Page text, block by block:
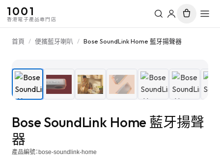
1001
香港電子產品專門店
首頁 / 便攜藍牙喇叭 / Bose SoundLink Home 藍牙揚聲器
Bose SoundLink Home 藍牙揚聲
器
產品編號： bose-soundlink-home